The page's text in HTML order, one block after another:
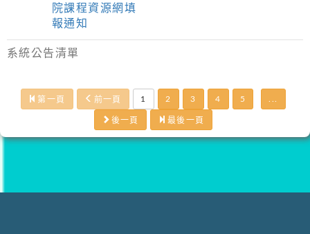
系統公告清單
院課程資源網填
報通知
第一頁 前一頁 1 2 3 4 5
後一頁 最後一頁